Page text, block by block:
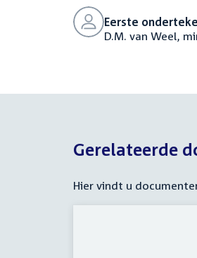
Eerste
D.M. van Weel,
Gerelateerde
Hier vindt u